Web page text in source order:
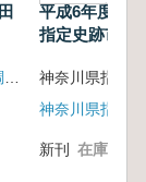
備事業報告
書
平成6年度 神
指定史跡市ヶ
事業報告書
新刊 在庫なし